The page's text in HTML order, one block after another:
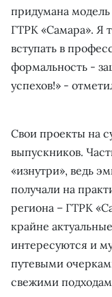
придумана модель
ГТРК «Самара». Я
вступать в
формальность -
успехов!» -
Свои проекты на
выпускников.
«изнутри», ведь
получали на
региона – ГТРК
крайне
интересуются и
путевыми
свежими